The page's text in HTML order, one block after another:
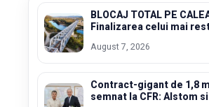
BLOCAJ TOTAL PE
Finalizarea celui mai
August 7, 2026
Contract-gigant de 1,8
semnat la CFR: Alstom